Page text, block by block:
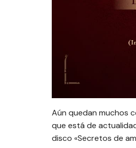
Aún quedan muchos
que está de
disco «Secretos de